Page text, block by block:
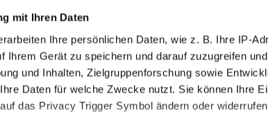
mit Ihren Daten
Ihre persönlichen Daten, wie z. B. Ihre IP-
Ihrem Gerät zu speichern und darauf zuzugreifen
und Inhalten, Zielgruppenforschung sowie
Daten für welche Zwecke nutzt. Sie können Ihre
das Privacy Trigger Symbol ändern oder widerrufen